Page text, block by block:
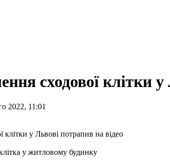
сходової клітки
2022, 11:01
у житловому будинку